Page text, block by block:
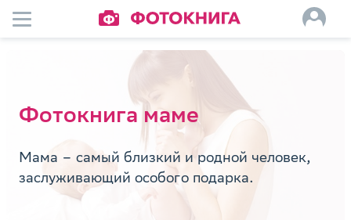
Фотокнига маме
Мама – самый близкий и родной человек,
заслуживающий особого подарка.